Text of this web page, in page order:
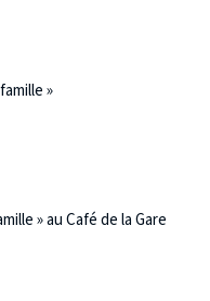
»
» au Café de la Gare